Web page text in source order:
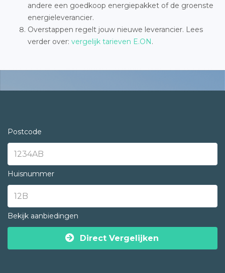
andere een goedkoop energiepakket of de groenste
energieleverancier.
Overstappen regelt jouw nieuwe leverancier. Lees
verder over: vergelijk tarieven E.ON.
Postcode
Huisnummer
Bekijk aanbiedingen
Direct Vergelijken